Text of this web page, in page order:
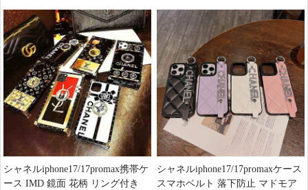
ース ストラップ付き 落下防止
Google Pixel 10/10proケース 財布
一体 ブランド ビジネス風
プ付き カード収納 マトラッセ レ
ザー Galaxy S26/S26PLUSケース
ハイ ブランド 全機種対応スマホ
ケース
シャネルiphone17/17promax携帯ケ
ース IMD 鏡面 花柄 リング付き
シャネルiphone17/17promaxケース
スマホベルト 落下防止 マドモア